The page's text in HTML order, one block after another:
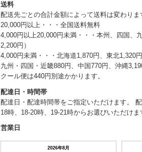
送料
配送先ごとの合計金額によって送料は変わりま
20,000円以上・・・全国送料無料
4,000円以上20,000円未満・・・本州、四国、
2,200円）
4,000円未満・・・北海道1,870円、東北1,320
九州・四国・近畿880円、中国770円、沖縄
クール便は440円別途かかります。
配達日・時間帯
配達日・配達時間帯をご指定いただけます。
18時、18-20時、19-21時からお選びいただけま
営業日
2026年8月